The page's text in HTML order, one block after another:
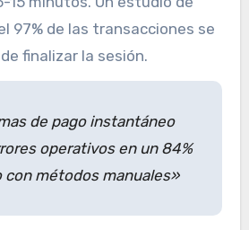
97% de las transacciones se
finalizar la sesión.
de pago instantáneo
operativos en un 84%
con métodos manuales»